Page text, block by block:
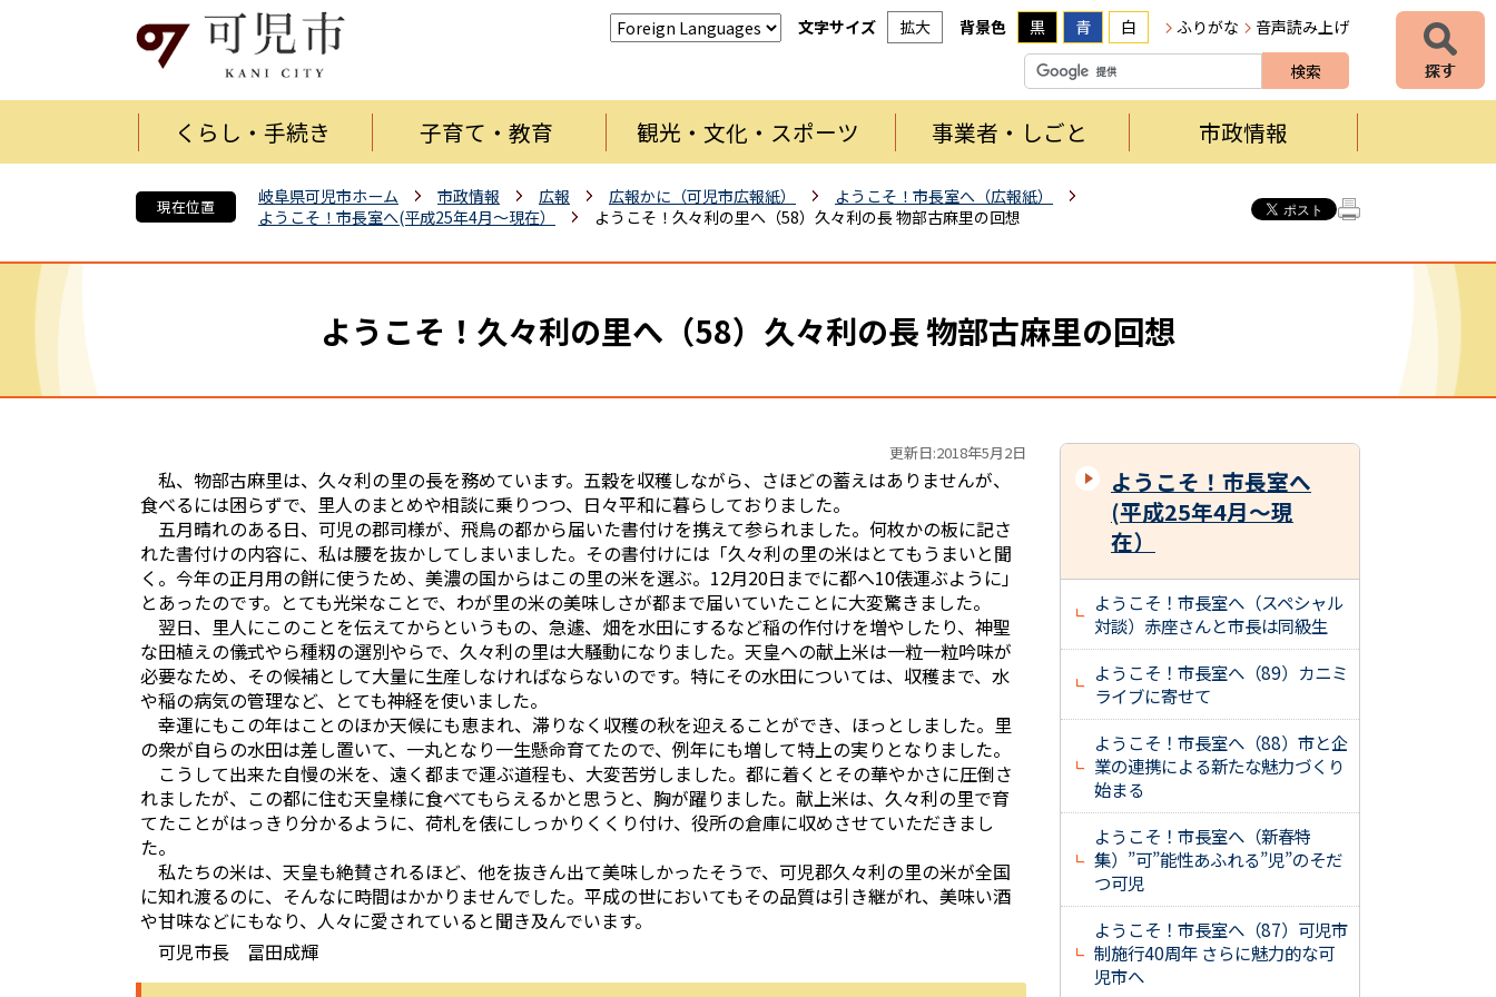
文字サイズ 拡大 背景色 黒 青 白 ふりがな 音声読み上げ
くらし・手続き 子育て・教育 観光・文化・スポーツ 事業者・しごと 市政情報
現在位置 岐阜県可児市ホーム 市政情報 広報 広報かに（可児市広報紙）
ようこそ！市長室へ（広報紙）
ようこそ！市長室へ(平成25年4月～現在）
ようこそ！久々利の里へ（58）久々利の長 物部古麻里の回想
ようこそ！久々利の里へ（58）久々利の長 物部古麻里の回想
更新日:2018年5月2日
私、物部古麻里は、久々利の里の長を務めています。五穀を収穫しながら、さほどの蓄えはありませんが、
食べるには困らずで、里人のまとめや相談に乗りつつ、日々平和に暮らしておりました。
五月晴れのある日、可児の郡司様が、飛鳥の都から届いた書付けを携えて参られました。何枚かの板に記さ
れた書付けの内容に、私は腰を抜かしてしまいました。その書付けには「久々利の里の米はとてもうまいと聞
く。今年の正月用の餅に使うため、美濃の国からはこの里の米を選ぶ。12月20日までに都へ10俵運ぶように」
とあったのです。とても光栄なことで、わが里の米の美味しさが都まで届いていたことに大変驚きました。
翌日、里人にこのことを伝えてからというもの、急遽、畑を水田にするなど稲の作付けを増やしたり、神聖
な田植えの儀式やら種籾の選別やらで、久々利の里は大騒動になりました。天皇への献上米は一粒一粒吟味が
必要なため、その候補として大量に生産しなければならないのです。特にその水田については、収穫まで、水
や稲の病気の管理など、とても神経を使いました。
幸運にもこの年はことのほか天候にも恵まれ、滞りなく収穫の秋を迎えることができ、ほっとしました。里
の衆が自らの水田は差し置いて、一丸となり一生懸命育てたので、例年にも増して特上の実りとなりました。
こうして出来た自慢の米を、遠く都まで運ぶ道程も、大変苦労しました。都に着くとその華やかさに圧倒さ
れましたが、この都に住む天皇様に食べてもらえるかと思うと、胸が躍りました。献上米は、久々利の里で育
てたことがはっきり分かるように、荷札を俵にしっかりくくり付け、役所の倉庫に収めさせていただきまし
た。
私たちの米は、天皇も絶賛されるほど、他を抜きん出て美味しかったそうで、可児郡久々利の里の米が全国
に知れ渡るのに、そんなに時間はかかりませんでした。平成の世においてもその品質は引き継がれ、美味い酒
や甘味などにもなり、人々に愛されていると聞き及んでいます。
可児市長 冨田成輝
ようこそ！市長室へ
(平成25年4月～現
在）
ようこそ！市長室へ（スペシャル
対談）赤座さんと市長は同級生
ようこそ！市長室へ（89）カニミ
ライブに寄せて
ようこそ！市長室へ（88）市と企
業の連携による新たな魅力づくり
始まる
ようこそ！市長室へ（新春特
集）”可”能性あふれる”児”のそだ
つ可児
ようこそ！市長室へ（87）可児市
制施行40周年 さらに魅力的な可
児市へ